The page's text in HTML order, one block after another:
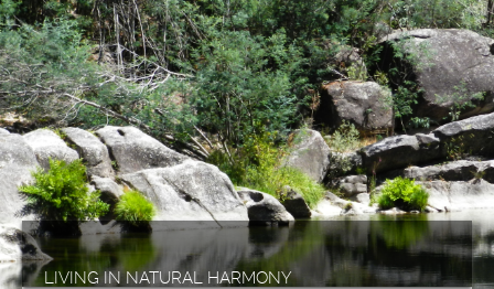
LIVING IN NATURAL HARMONY